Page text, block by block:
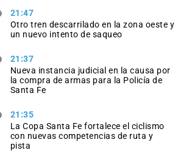
21:47
Otro tren descarrilado en la zona oeste y
un nuevo intento de saqueo
21:37
Nueva instancia judicial en la causa por
la compra de armas para la Policía de
Santa Fe
21:35
La Copa Santa Fe fortalece el ciclismo
con nuevas competencias de ruta y
pista